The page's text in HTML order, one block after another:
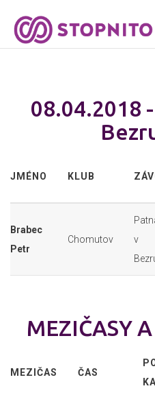
08.04.2018
JMÉNO KLUB
Brabec
Petr
Chomutov
v
MEZIČASY
MEZIČAS ČAS